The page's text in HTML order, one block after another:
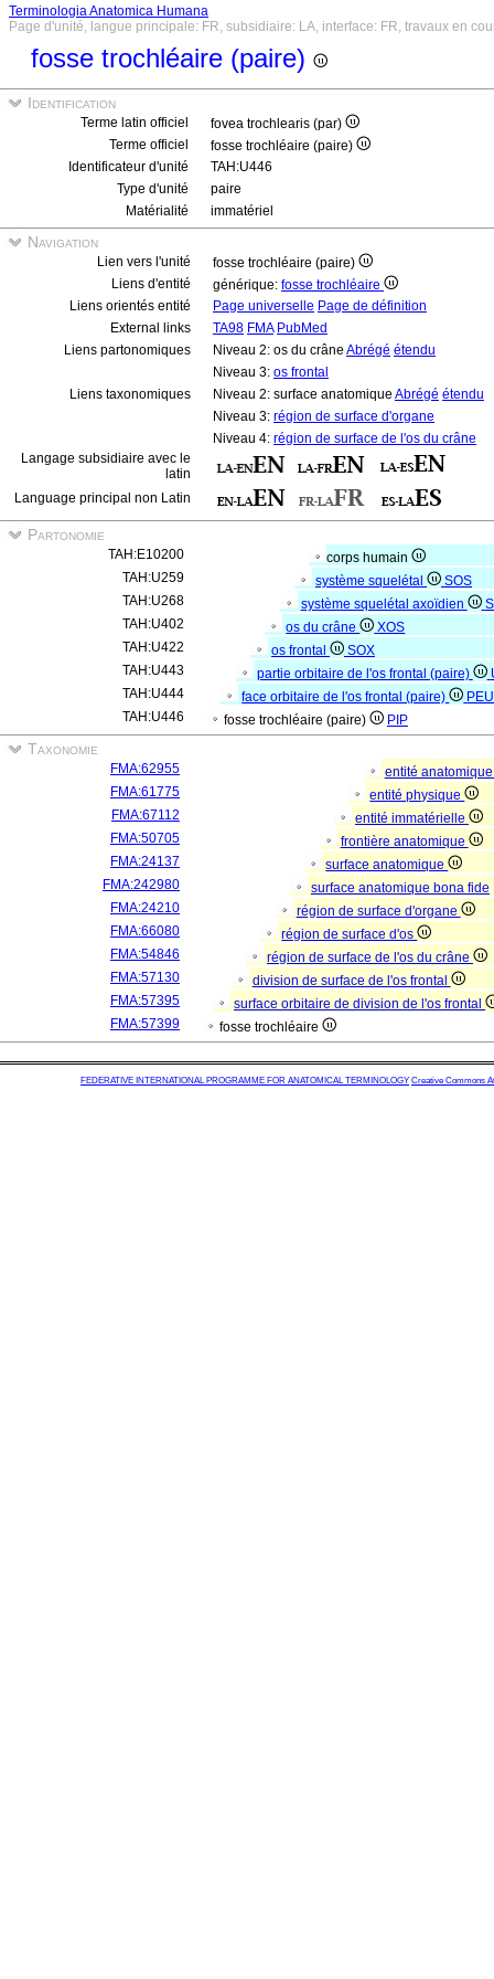
Terminologia Anatomica Humana
Page d'unité, langue principale: FR, subsidiaire: LA, interface: FR, travaux en
fosse trochléaire (paire)
Identification
Terme latin officiel
fovea trochlearis (par)
Terme officiel
fosse trochléaire (paire)
Identificateur d'unité
TAH:U446
Type d'unité
paire
Matérialité
immatériel
Navigation
Lien vers l'unité
fosse trochléaire (paire)
Liens d'entité
générique: fosse trochléaire
Liens orientés entité
Page universelle Page de définition
External links
TA98 FMA PubMed
Liens partonomiques
Niveau 2: os du crâne Abrégé étendu
Niveau 3: os frontal
Liens taxonomiques
Niveau 2: surface anatomique Abrégé étendu
Niveau 3: région de surface d'organe
Niveau 4: région de surface de l'os du crâne
Langage subsidiaire avec le
latin
Language principal non Latin
Partonomie
TAH:E10200
corps humain
TAH:U259
système squelétal
SOS
TAH:U268
système squelétal axoïdien
TAH:U402
os du crâne
XOS
TAH:U422
os frontal
SOX
TAH:U443
partie orbitaire de l'os frontal (paire)
TAH:U444
face orbitaire de l'os frontal (paire)
PEU
TAH:U446
fosse trochléaire (paire) PIP
Taxonomie
FMA:62955
entité
FMA:61775
entité physique
FMA:67112
entité immatérielle
FMA:50705
frontière anatomique
FMA:24137
surface anatomique
FMA:242980
surface anatomique bona fide
FMA:24210
région de surface d'organe
FMA:66080
région de surface d'os
FMA:54846
région de surface de l'os du crâne
FMA:57130
division de surface de l'os frontal
FMA:57395
surface orbitaire de division de l'os frontal
FMA:57399
fosse trochléaire
FEDERATIVE INTERNATIONAL PROGRAMME FOR ANATOMICAL TERMINOLOGY Creative Commons